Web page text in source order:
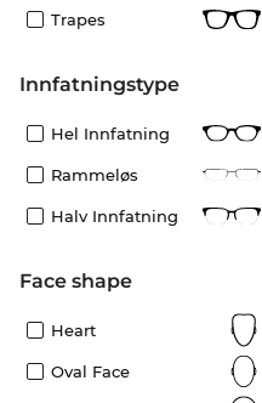
Trapes
Innfatningstype
Hel Innfatning
Rammeløs
Halv Innfatning
Face shape
Heart
Oval Face